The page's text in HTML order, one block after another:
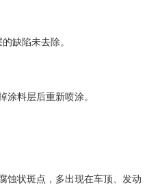
缺陷未去除。
涂料层后重新喷涂。
蚀状斑点，多出现在车顶、发动